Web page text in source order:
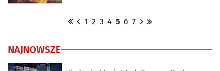
1 2 3 4 5 6 7
NAJNOWSZE